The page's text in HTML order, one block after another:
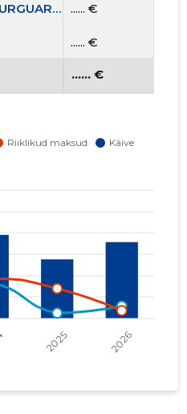
EESTI KÕRVA-NINA-KURGUARSTIDE JA PEA- JA KAELAKIRURGIDE SELTS MTÜ ...... €
...... €
...... €
...... €
...... €